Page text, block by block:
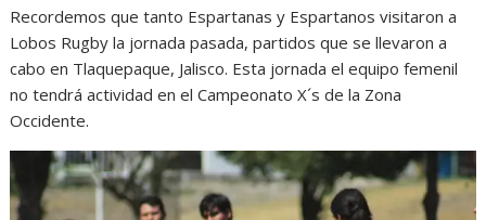
Recordemos que tanto Espartanas y Espartanos visitaron a
Lobos Rugby la jornada pasada, partidos que se llevaron a
cabo en Tlaquepaque, Jalisco. Esta jornada el equipo femenil
no tendrá actividad en el Campeonato X´s de la Zona
Occidente.